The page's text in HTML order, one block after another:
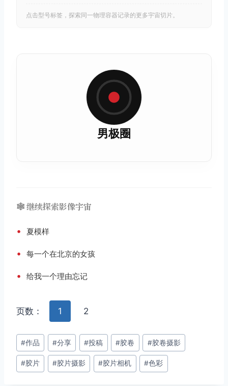
点击型号标签，探索同一物理容器记录的更多宇宙切片。
男极圈
🕸️ 继续探索影像宇宙
• 夏模样
• 每一个在北京的女孩
• 给我一个理由忘记
页数： 1 2
文
章
标
#作品 #分享 #投稿 #胶卷 #胶卷摄影
#胶片 #胶片摄影 #胶片相机 #色彩